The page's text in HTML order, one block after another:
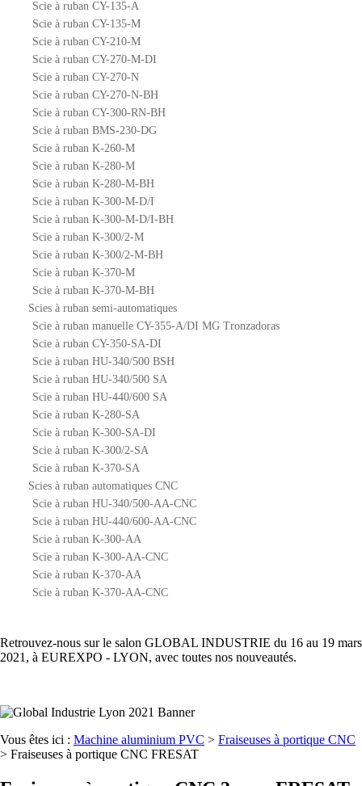
Scie à ruban CY-135-A
Scie à ruban CY-135-M
Scie à ruban CY-210-M
Scie à ruban CY-270-M-DI
Scie à ruban CY-270-N
Scie à ruban CY-270-N-BH
Scie à ruban CY-300-RN-BH
Scie à ruban BMS-230-DG
Scie à ruban K-260-M
Scie à ruban K-280-M
Scie à ruban K-280-M-BH
Scie à ruban K-300-M-D/I
Scie à ruban K-300-M-D/I-BH
Scie à ruban K-300/2-M
Scie à ruban K-300/2-M-BH
Scie à ruban K-370-M
Scie à ruban K-370-M-BH
Scies à ruban semi-automatiques
Scie à ruban manuelle CY-355-A/DI MG Tronzadoras
Scie à ruban CY-350-SA-DI
Scie à ruban HU-340/500 BSH
Scie à ruban HU-340/500 SA
Scie à ruban HU-440/600 SA
Scie à ruban K-280-SA
Scie à ruban K-300-SA-DI
Scie à ruban K-300/2-SA
Scie à ruban K-370-SA
Scies à ruban automatiques CNC
Scie à ruban HU-340/500-AA-CNC
Scie à ruban HU-440/600-AA-CNC
Scie à ruban K-300-AA
Scie à ruban K-300-AA-CNC
Scie à ruban K-370-AA
Scie à ruban K-370-AA-CNC
Retrouvez-nous sur le salon GLOBAL INDUSTRIE du 16 au 19 mars
2021, à EUREXPO - LYON, avec toutes nos nouveautés.
Vous êtes ici : Machine aluminium PVC > Fraiseuses à portique CNC
> Fraiseuses à portique CNC FRESAT